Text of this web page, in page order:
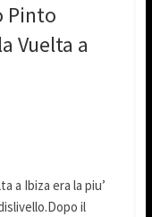
Pinto
Vuelta a
a Ibiza era la piu’
il